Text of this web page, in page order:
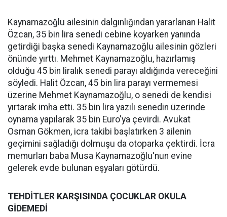
Kaynamazoğlu ailesinin dalgınlığından yararlanan Halit
Özcan, 35 bin lira senedi cebine koyarken yanında
getirdiği başka senedi Kaynamazoğlu ailesinin gözleri
önünde yırttı. Mehmet Kaynamazoğlu, hazırlamış
olduğu 45 bin liralık senedi parayı aldığında vereceğini
söyledi. Halit Özcan, 45 bin lira parayı vermemesi
üzerine Mehmet Kaynamazoğlu, o senedi de kendisi
yırtarak imha etti. 35 bin lira yazılı senedin üzerinde
oynama yapılarak 35 bin Euro'ya çevirdi. Avukat
Osman Gökmen, icra takibi başlatırken 3 ailenin
geçimini sağladığı dolmuşu da otoparka çektirdi. İcra
memurları baba Musa Kaynamazoğlu'nun evine
gelerek evde bulunan eşyaları götürdü.
TEHDİTLER KARŞISINDA ÇOCUKLAR OKULA
GİDEMEDİ